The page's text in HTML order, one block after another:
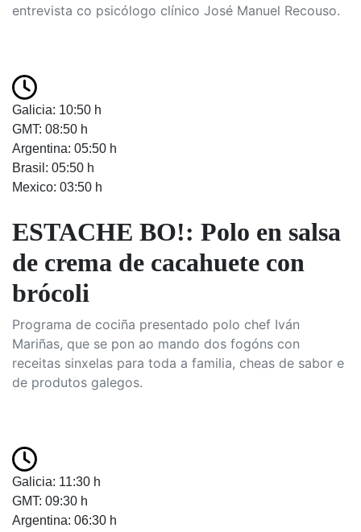
entrevista co psicólogo clínico José Manuel Recouso.
Galicia: 10:50 h
GMT: 08:50 h
Argentina: 05:50 h
Brasil: 05:50 h
Mexico: 03:50 h
ESTACHE BO!: Polo en salsa
de crema de cacahuete con
brócoli
Programa de cociña presentado polo chef Iván
Mariñas, que se pon ao mando dos fogóns con
receitas sinxelas para toda a familia, cheas de sabor e
de produtos galegos.
Galicia: 11:30 h
GMT: 09:30 h
Argentina: 06:30 h